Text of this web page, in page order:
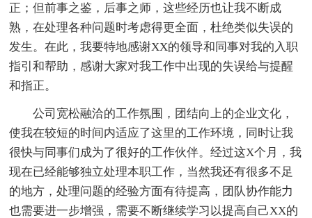
正；但前事之鉴，后事之师，这些经历也让我不断成
熟，在处理各种问题时考虑得更全面，杜绝类似失误的
发生。在此，我要特地感谢XX的领导和同事对我的入职
指引和帮助，感谢大家对我工作中出现的失误给与提醒
和指正。
公司宽松融洽的工作氛围，团结向上的企业文化，
使我在较短的时间内适应了这里的工作环境，同时让我
很快与同事们成为了很好的工作伙伴。经过这X个月，我
现在已经能够独立处理本职工作，当然我还有很多不足
的地方，处理问题的经验方面有待提高，团队协作能力
也需要进一步增强，需要不断继续学习以提高自己XX的